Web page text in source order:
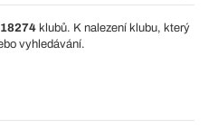
18274 klubů. K nalezení klubu, který
vyhledávání.